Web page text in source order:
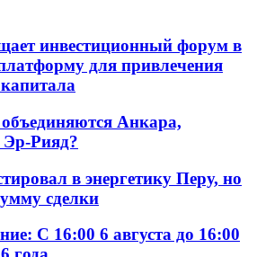
инвестиционный форум в
для привлечения
Анкара,
Рияд?
в энергетику Перу, но
сделки
С 16:00 6 августа до 16:00